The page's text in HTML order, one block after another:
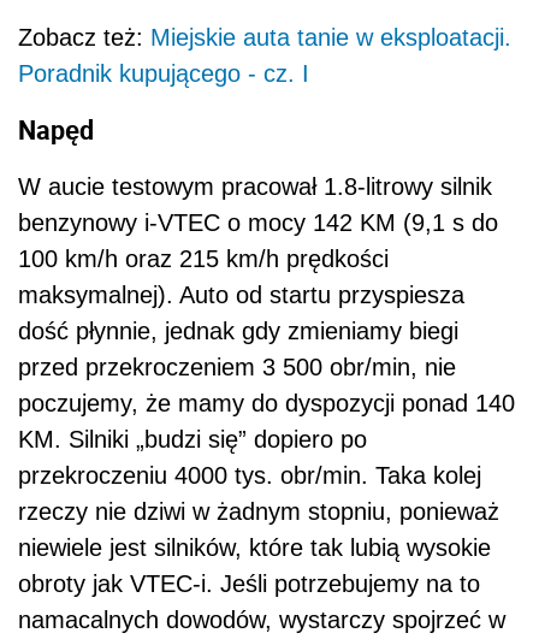
Zobacz też: Miejskie auta tanie w eksploatacji.
Poradnik kupującego - cz. I
Napęd
W aucie testowym pracował 1.8-litrowy silnik
benzynowy i-VTEC o mocy 142 KM (9,1 s do
100 km/h oraz 215 km/h prędkości
maksymalnej). Auto od startu przyspiesza
dość płynnie, jednak gdy zmieniamy biegi
przed przekroczeniem 3 500 obr/min, nie
poczujemy, że mamy do dyspozycji ponad 140
KM. Silniki „budzi się” dopiero po
przekroczeniu 4000 tys. obr/min. Taka kolej
rzeczy nie dziwi w żadnym stopniu, ponieważ
niewiele jest silników, które tak lubią wysokie
obroty jak VTEC-i. Jeśli potrzebujemy na to
namacalnych dowodów, wystarczy spojrzeć w